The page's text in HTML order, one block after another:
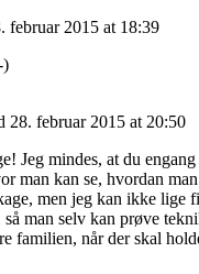
februar 2015 at 18:39
28. februar 2015 at 20:50
Jeg mindes, at du
man kan se, hvordan
men jeg kan ikke lige
så man selv kan prøve
familien, når der skal